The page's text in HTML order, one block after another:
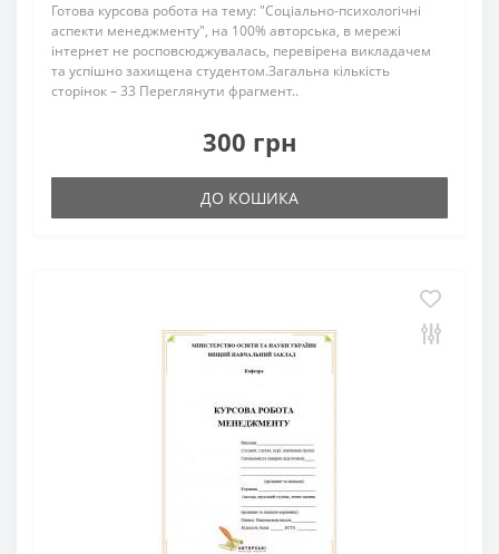
Готова курсова робота на тему: "Соціально-психологічні
аспекти менеджменту", на 100% авторська, в мережі
інтернет не росповсюджувалась, перевірена викладачем
та успішно захищена студентом.Загальна кількість
сторінок – 33 Переглянути фрагмент..
300 грн
ДО КОШИКА